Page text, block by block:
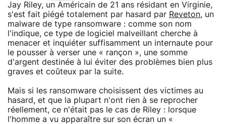
Jay Riley, un Américain de 21 ans résidant en Virginie,
s'est fait piégé totalement par hasard par Reveton, un
malware de type ransomware : comme son nom
l'indique, ce type de logiciel malveillant cherche à
menacer et inquiéter suffisamment un internaute pour
le pousser à verser une « rançon », une somme
d'argent destinée à lui éviter des problèmes bien plus
graves et coûteux par la suite.
Mais si les ransomware choisissent des victimes au
hasard, et que la plupart n'ont rien à se reprocher
réellement, ce n'était pas le cas de Riley : lorsque
l'homme a vu apparaître sur son écran un «